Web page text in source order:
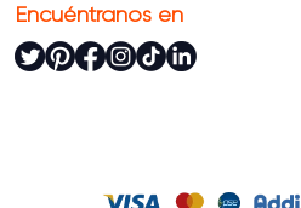
Encuéntranos en